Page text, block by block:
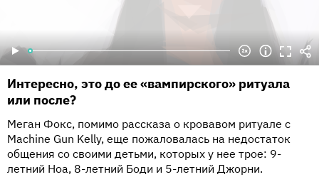
Интересно, это до ее «вампирского» ритуала
или после?
Меган Фокс, помимо рассказа о кровавом ритуале с
Machine Gun Kelly, еще пожаловалась на недостаток
общения со своими детьми, которых у нее трое: 9-
летний Ноа, 8-летний Боди и 5-летний Джорни.